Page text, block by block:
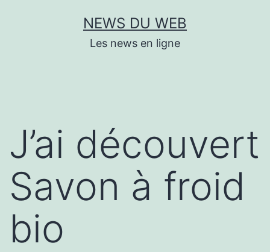
NEWS DU WEB
Les news en ligne
J’ai découvert
Savon à froid
bio